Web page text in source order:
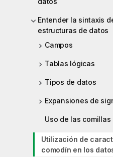
Entender la sintaxis
estructuras de datos
Campos
Tablas lógicas
Tipos de datos
Expansiones de
Uso de las comillas
Utilización de
comodín en los